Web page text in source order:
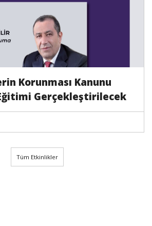
Korunması Kanunu
Gerçekleştirilecek
Tüm Etkinlikler